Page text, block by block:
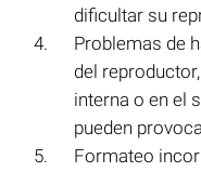
dificultar su
Problemas de
del
interna o en el
pueden
Formateo